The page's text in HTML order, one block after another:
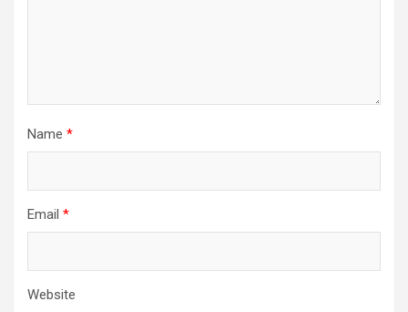
Name *
Email *
Website